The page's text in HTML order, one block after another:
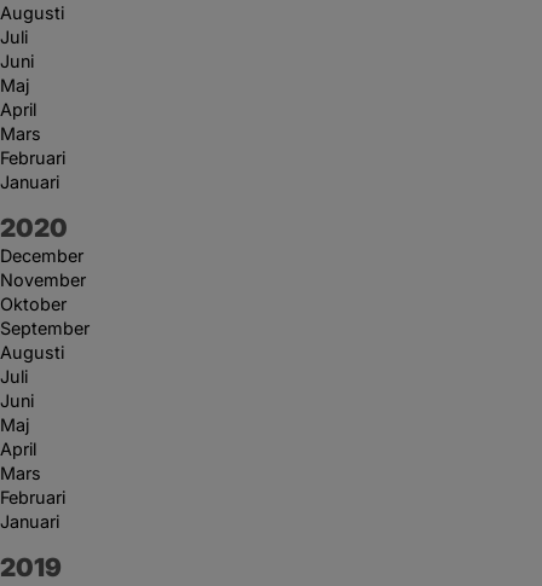
Augusti
Juli
Juni
Maj
April
Mars
Februari
Januari
År:
2020
December
November
Oktober
September
Augusti
Juli
Juni
Maj
April
Mars
Februari
Januari
År:
2019